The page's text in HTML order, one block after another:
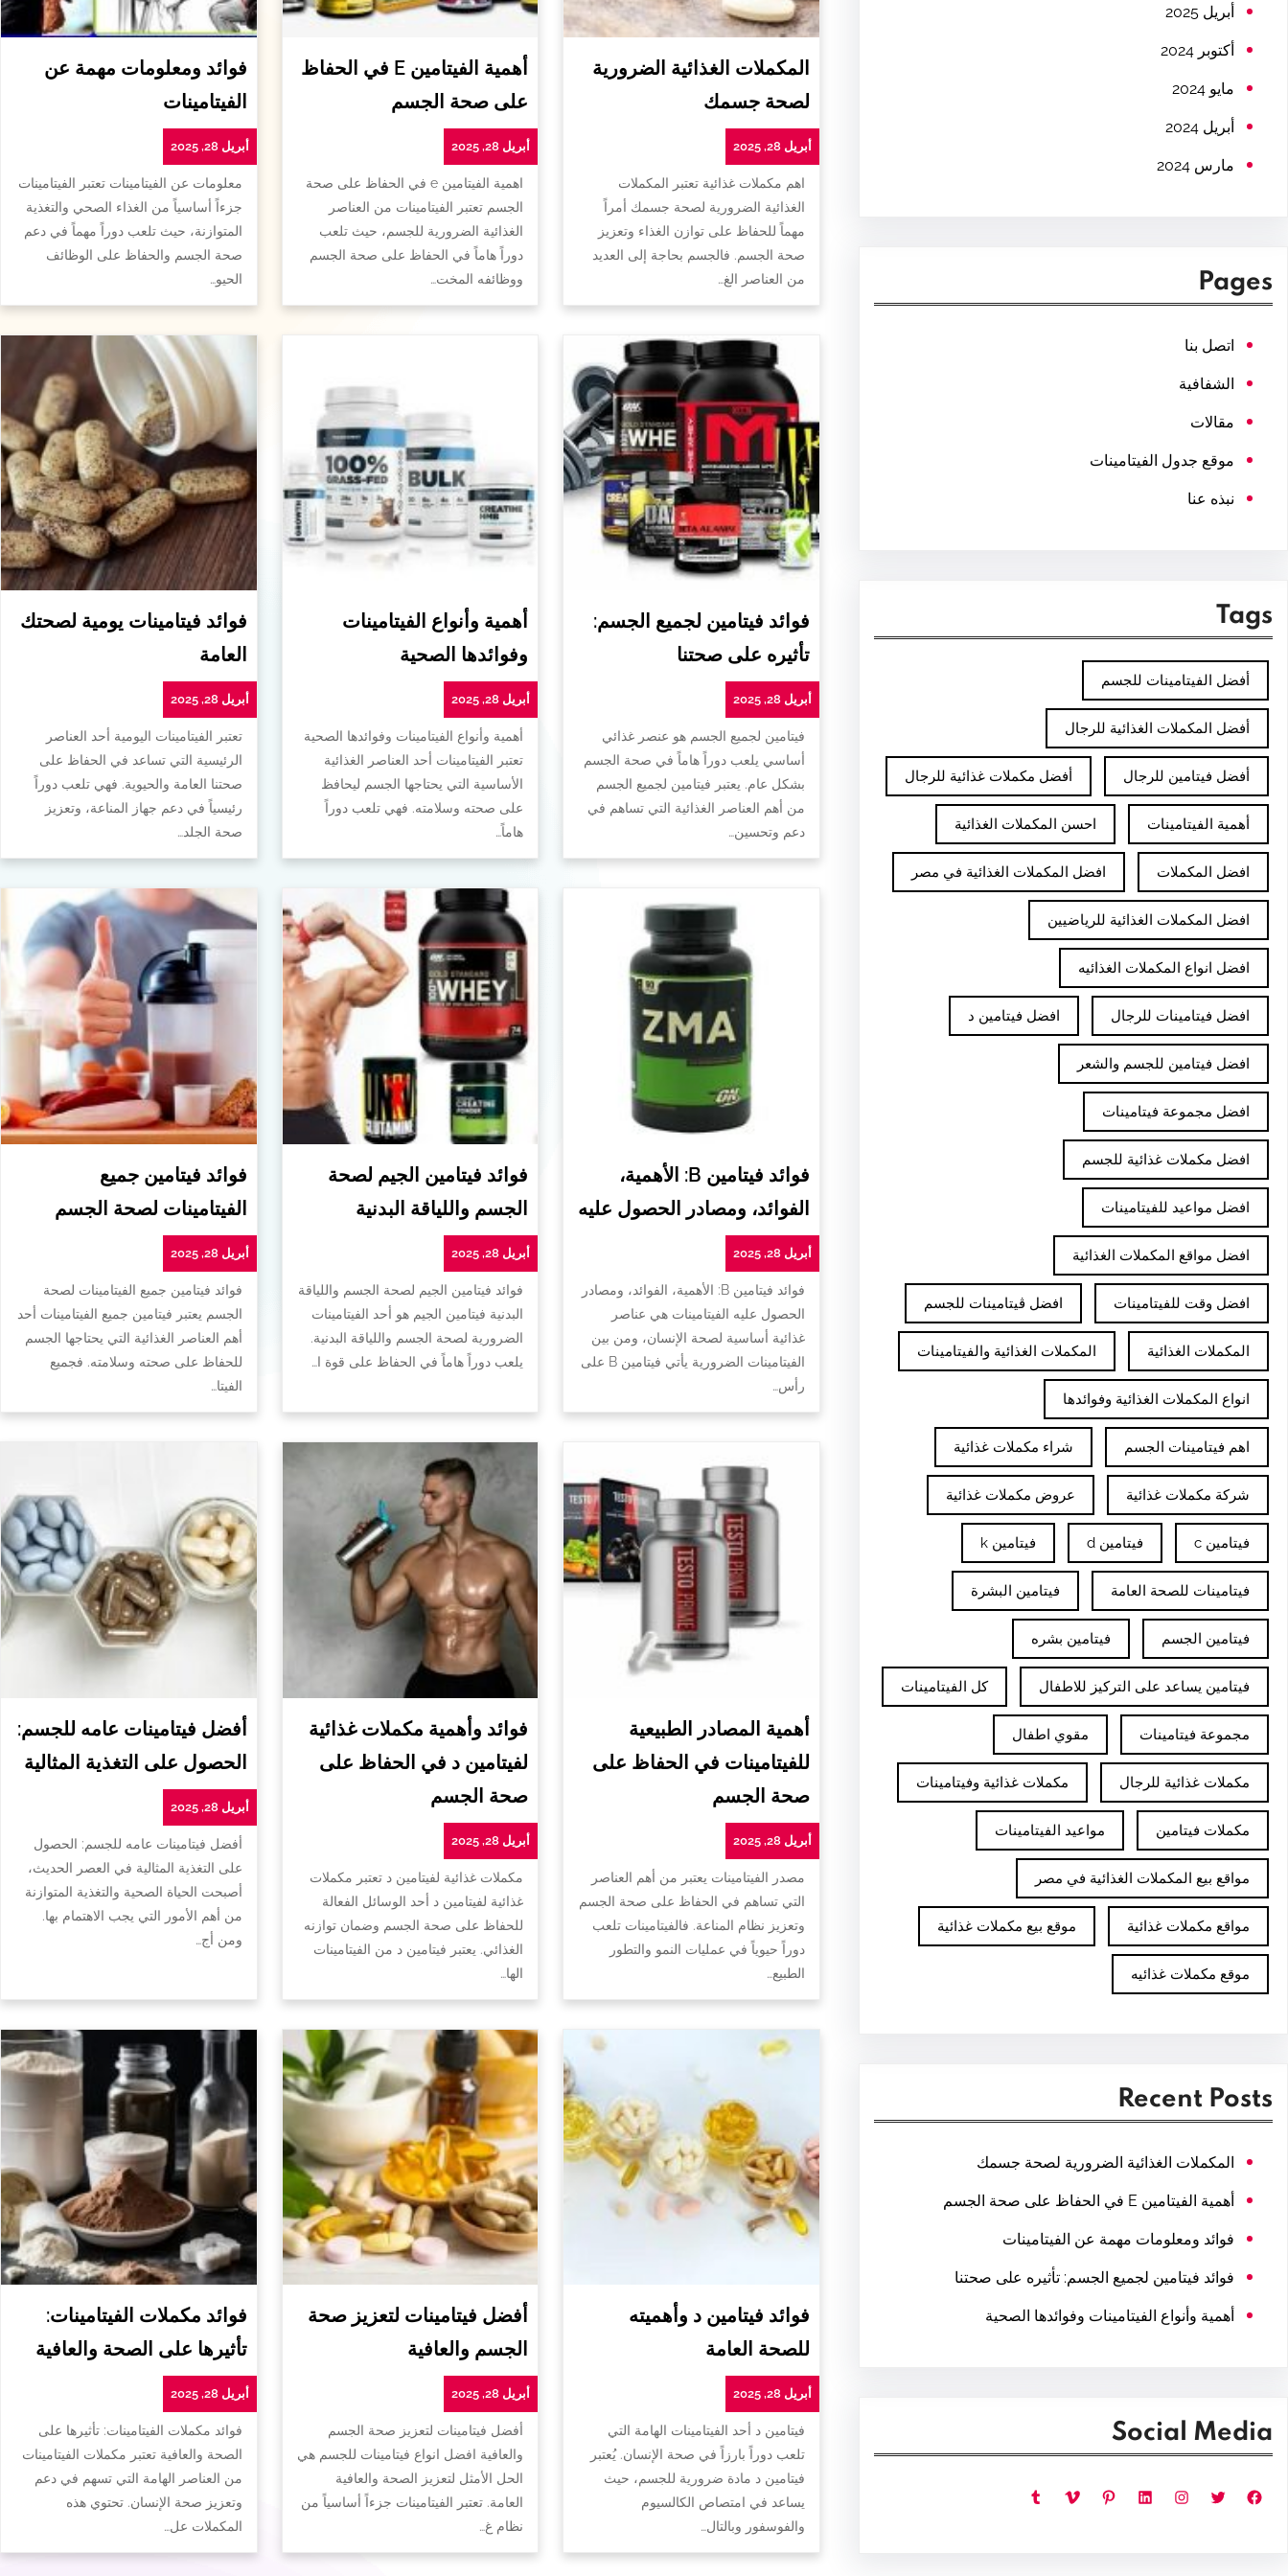
أبريل 2025
أكتوبر 2024
مايو 2024
أبريل 2024
مارس 2024
Pages
اتصل بنا
الشفافية
مقالات
موقع جدول الفيتامينات
نبذه عنا
Tags
أفضل الفيتامينات للجسم
أفضل المكملات الغذائية للرجال
أفضل فيتامين للرجال أفضل مكملات غذائية للرجال
أهمية الفيتامينات احسن المكملات الغذائية
افضل المكملات افضل المكملات الغذائية في مصر
افضل المكملات الغذائية للرياضيين
افضل انواع المكملات الغذائيه
افضل فيتامينات للرجال افضل فيتامين د
افضل فيتامين للجسم والشعر
افضل مجموعة فيتامينات
افضل مكملات غذائية للجسم
افضل مواعيد للفيتامينات
افضل مواقع المكملات الغذائية
افضل وقت للفيتامينات افضل ڤيتامينات للجسم
المكملات الغذائية المكملات الغذائية والفيتامينات
انواع المكملات الغذائية وفوائدها
اهم فيتامينات الجسم شراء مكملات غذائية
شركة مكملات غذائية عروض مكملات غذائية
فيتامين c فيتامين d فيتامين k
فيتامينات للصحة العامة فيتامين البشرة
فيتامين الجسم فيتامين بشره
فيتامين يساعد على التركيز للاطفال كل الفيتامينات
مجموعة فيتامينات مقوي اطفال
مكملات غذائية للرجال مكملات غذائية وفيتامينات
مكملات فيتامين مواعيد الفيتامينات
مواقع بيع المكملات الغذائية في مصر
مواقع مكملات غذائية موقع بيع مكملات غذائية
موقع مكملات غذائيه
Recent Posts
المكملات الغذائية الضرورية لصحة جسمك
أهمية الفيتامين E في الحفاظ على صحة الجسم
فوائد ومعلومات مهمة عن الفيتامينات
فوائد فيتامين لجميع الجسم: تأثيره على صحتنا
أهمية وأنواع الفيتامينات وفوائدها الصحية
Social Media
فيسبوك تويتر إنستجرام لينكد إن بينتريست فيميو تمبلر
المكملات الغذائية الضرورية
لصحة جسمك
أبريل 28, 2025
اهم مكملات غذائية تعتبر المكملات
الغذائية الضرورية لصحة جسمك أمراً
مهماً للحفاظ على توازن الغذاء وتعزيز
صحة الجسم. فالجسم بحاجة إلى العديد
من العناصر الغ…
أهمية الفيتامين E في الحفاظ
على صحة الجسم
أبريل 28, 2025
اهمية الفيتامين e في الحفاظ على صحة
الجسم تعتبر الفيتامينات من العناصر
الغذائية الضرورية للجسم، حيث تلعب
دوراً هاماً في الحفاظ على صحة الجسم
ووظائفه المخت…
فوائد ومعلومات مهمة عن
الفيتامينات
أبريل 28, 2025
معلومات عن الفيتامينات تعتبر الفيتامينات
جزءاً أساسياً من الغذاء الصحي والتغذية
المتوازنة، حيث تلعب دوراً مهماً في دعم
صحة الجسم والحفاظ على الوظائف
الحيو…
فوائد فيتامين لجميع الجسم:
تأثيره على صحتنا
أبريل 28, 2025
فيتامين لجميع الجسم هو عنصر غذائي
أساسي يلعب دوراً هاماً في صحة الجسم
بشكل عام. يعتبر فيتامين لجميع الجسم
من أهم العناصر الغذائية التي تساهم في
دعم وتحسين…
أهمية وأنواع الفيتامينات
وفوائدها الصحية
أبريل 28, 2025
أهمية وأنواع الفيتامينات وفوائدها الصحية
تعتبر الفيتامينات أحد العناصر الغذائية
الأساسية التي يحتاجها الجسم ليحافظ
على صحته وسلامته. فهي تلعب دوراً
هاماً…
فوائد فيتامينات يومية لصحتك
العامة
أبريل 28, 2025
تعتبر الفيتامينات اليومية أحد العناصر
الرئيسية التي تساعد في الحفاظ على
صحتنا العامة والحيوية. فهي تلعب دوراً
رئيسياً في دعم جهاز المناعة، وتعزيز
صحة الجلد…
فوائد فيتامين B: الأهمية،
الفوائد، ومصادر الحصول عليه
أبريل 28, 2025
فوائد فيتامين B: الأهمية، الفوائد، ومصادر
الحصول عليه الفيتامينات هي عناصر
غذائية أساسية لصحة الإنسان، ومن بين
الفيتامينات الضرورية يأتي فيتامين B على
رأس…
فوائد فيتامين الجيم لصحة
الجسم واللياقة البدنية
أبريل 28, 2025
فوائد فيتامين الجيم لصحة الجسم واللياقة
البدنية فيتامين الجيم هو أحد الفيتامينات
الضرورية لصحة الجسم واللياقة البدنية.
يلعب دوراً هاماً في الحفاظ على قوة ا…
فوائد فيتامين جميع
الفيتامينات لصحة الجسم
أبريل 28, 2025
فوائد فيتامين جميع الفيتامينات لصحة
الجسم يعتبر فيتامين جميع الفيتامينات أحد
أهم العناصر الغذائية التي يحتاجها الجسم
للحفاظ على صحته وسلامته. فجميع
الفيتا…
أهمية المصادر الطبيعية
للفيتامينات في الحفاظ على
صحة الجسم
أبريل 28, 2025
مصدر الفيتامينات يعتبر من أهم العناصر
التي تساهم في الحفاظ على صحة الجسم
وتعزيز نظام المناعة. فالفيتامينات تلعب
دوراً حيوياً في عمليات النمو والتطور
الطبيع…
فوائد وأهمية مكملات غذائية
لفيتامين د في الحفاظ على
صحة الجسم
أبريل 28, 2025
مكملات غذائية لفيتامين د تعتبر مكملات
غذائية لفيتامين د أحد الوسائل الفعالة
للحفاظ على صحة الجسم وضمان توازنه
الغذائي. يعتبر فيتامين د من الفيتامينات
الها…
أفضل فيتامينات عامه للجسم:
الحصول على التغذية المثالية
أبريل 28, 2025
أفضل فيتامينات عامه للجسم: الحصول
على التغذية المثالية في العصر الحديث،
أصبحت الحياة الصحية والتغذية المتوازنة
من أهم الأمور التي يجب الاهتمام بها.
ومن أج…
فوائد فيتامين د وأهميته
للصحة العامة
أبريل 28, 2025
فيتامين د أحد الفيتامينات الهامة التي
تلعب دوراً بارزاً في صحة الإنسان. يُعتبر
فيتامين د مادة ضرورية للجسم، حيث
يساعد في امتصاص الكالسيوم
والفوسفور وبالتال…
أفضل فيتامينات لتعزيز صحة
الجسم والعافية
أبريل 28, 2025
أفضل فيتامينات لتعزيز صحة الجسم
والعافية افضل انواع فيتامينات للجسم هي
الحل الأمثل لتعزيز الصحة والعافية
العامة. تعتبر الفيتامينات جزءاً أساسياً من
نظام غ…
فوائد مكملات الفيتامينات:
تأثيرها على الصحة والعافية
أبريل 28, 2025
فوائد مكملات الفيتامينات: تأثيرها على
الصحة والعافية تعتبر مكملات الفيتامينات
من العناصر الهامة التي تسهم في دعم
وتعزيز صحة الإنسان. تحتوي هذه
المكملات عل…